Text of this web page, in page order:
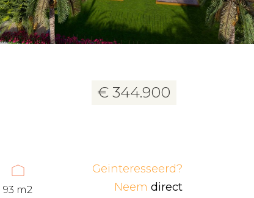
24 foto's
€ 344.900
93 m2
Geinteresseerd?
Neem direct